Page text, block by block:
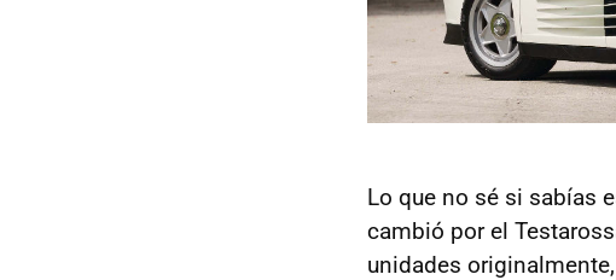
Lo que no sé si sabías
cambió por el
unidades